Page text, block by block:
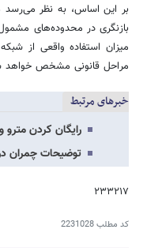
بر این اساس، به نظر می‌رسد
بازنگری در محدوده‌های
میزان استفاده واقعی از
مراحل قانونی مشخص خواهد
خبرهای مرتبط
رایگان کردن
توضیحات چمران
۲۳۳۲۱۷
کد مطلب2231028